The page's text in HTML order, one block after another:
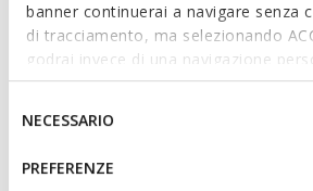
banner continuerai a navigare senza
di tracciamento, ma selezionando
godrai invece di una navigazione
base dei tuoi gusti ed interessi.
IMPOSTAZIONI potrai anche
altri strumenti di tracciamento
informazioni o per modificare in
tue impostazioni, visita la nostra
consenso
NECESSARIO
PREFERENZE
Adjustable shoulder straps
With handle